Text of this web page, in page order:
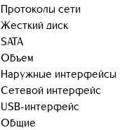
Протоколы сети
Жесткий диск
SATA
Объем
Наружные интерфейсы
Сетевой интерфейс
USB-интерфейс
Общие